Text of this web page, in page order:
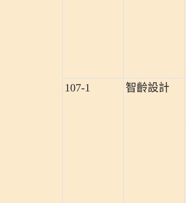
107-1 智齡設計